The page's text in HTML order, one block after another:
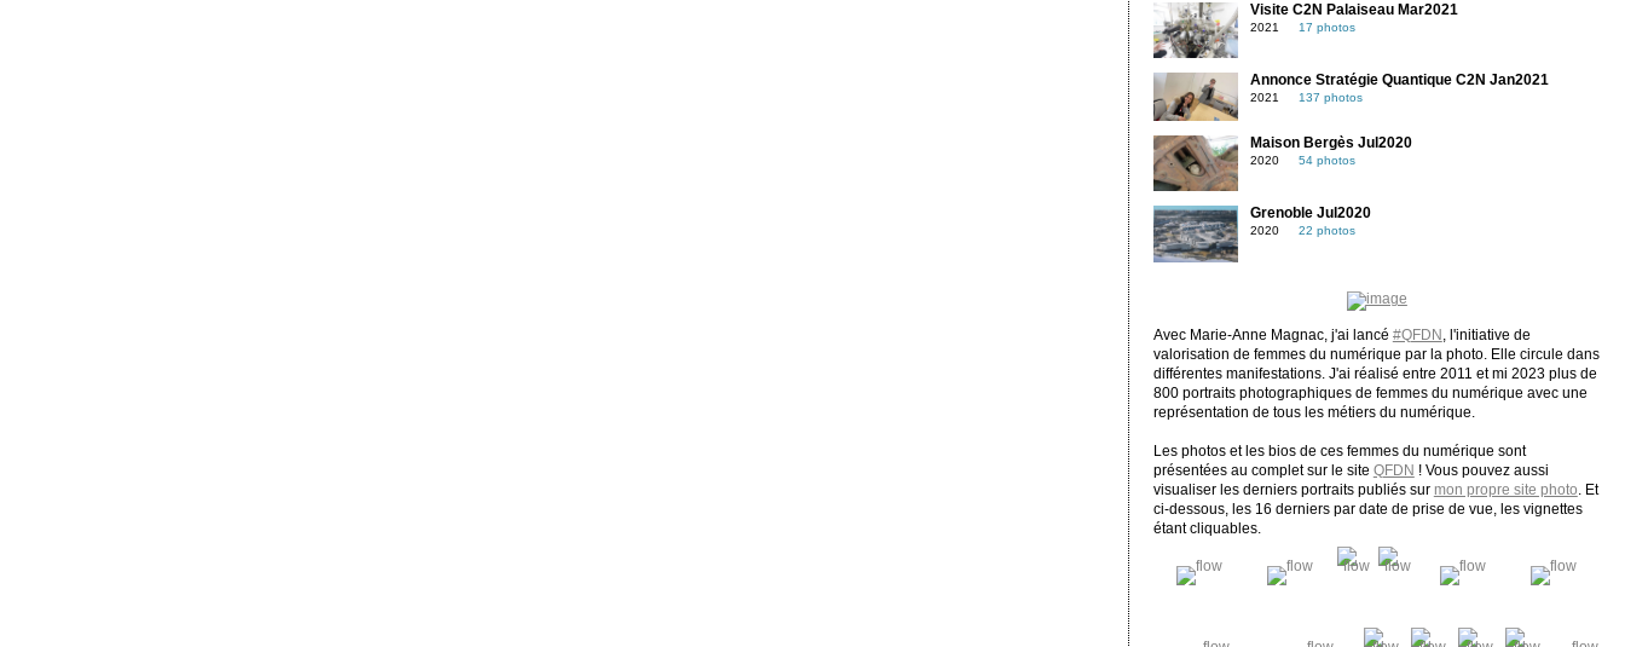
Visite C2N Palaiseau Mar2021
2021 17 photos
Annonce Stratégie Quantique C2N Jan2021
2021 137 photos
Maison Bergès Jul2020
2020 54 photos
Grenoble Jul2020
2020 22 photos
Avec Marie-Anne Magnac, j'ai lancé #QFDN
, l'initiative de
valorisation de femmes du numérique par la photo. Elle circule dans
différentes manifestations. J'ai réalisé entre 2011 et mi 2023 plus de
800 portraits photographiques de femmes du numérique avec une
représentation de tous les métiers du numérique.
Les photos et les bios de ces femmes du numérique sont
présentées au complet sur le site QFDN ! Vous pouvez aussi
visualiser les derniers portraits publiés sur mon propre site photo . Et
ci-dessous, les 16 derniers par date de prise de vue, les vignettes
étant cliquables.